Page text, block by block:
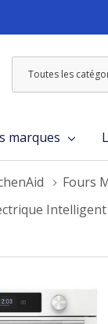
Toutes
les
Rechercher
marques
Fours
Intelligent